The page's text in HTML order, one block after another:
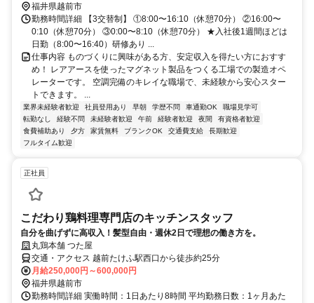
福井県越前市
勤務時間詳細 【3交替制】 ①8:00〜16:10（休憩70分） ②16:00〜
0:10（休憩70分） ③0:00〜8:10（休憩70分） ★入社後1週間ほどは
日勤（8:00〜16:40）研修あり ...
仕事内容 ものづくりに興味がある方、安定収入を得たい方におすす
め！ レアアースを使ったマグネット製品をつくる工場での製造オペ
レーターです。 空調完備のキレイな職場で、未経験から安心スター
トできます。 ...
業界未経験者歓迎 社員登用あり 早朝 学歴不問 車通勤OK
職場見学可
転勤なし
経験不問 未経験者歓迎 午前 経験者歓迎 夜間
有資格者歓迎
食費補助あり
夕方 家賃無料 ブランクOK 交通費支給
長期歓迎
フルタイム歓迎
正社員
こだわり鶏料理専門店のキッチンスタッフ
自分を曲げずに高収入！髪型自由・週休2日で理想の働き方を。
丸鶏本舗 つた屋
交通・アクセス 越前たけふ駅西口から徒歩約25分
月給250,000円～600,000円
福井県越前市
勤務時間詳細 実働時間：1日あたり8時間 平均勤務日数：1ヶ月あた